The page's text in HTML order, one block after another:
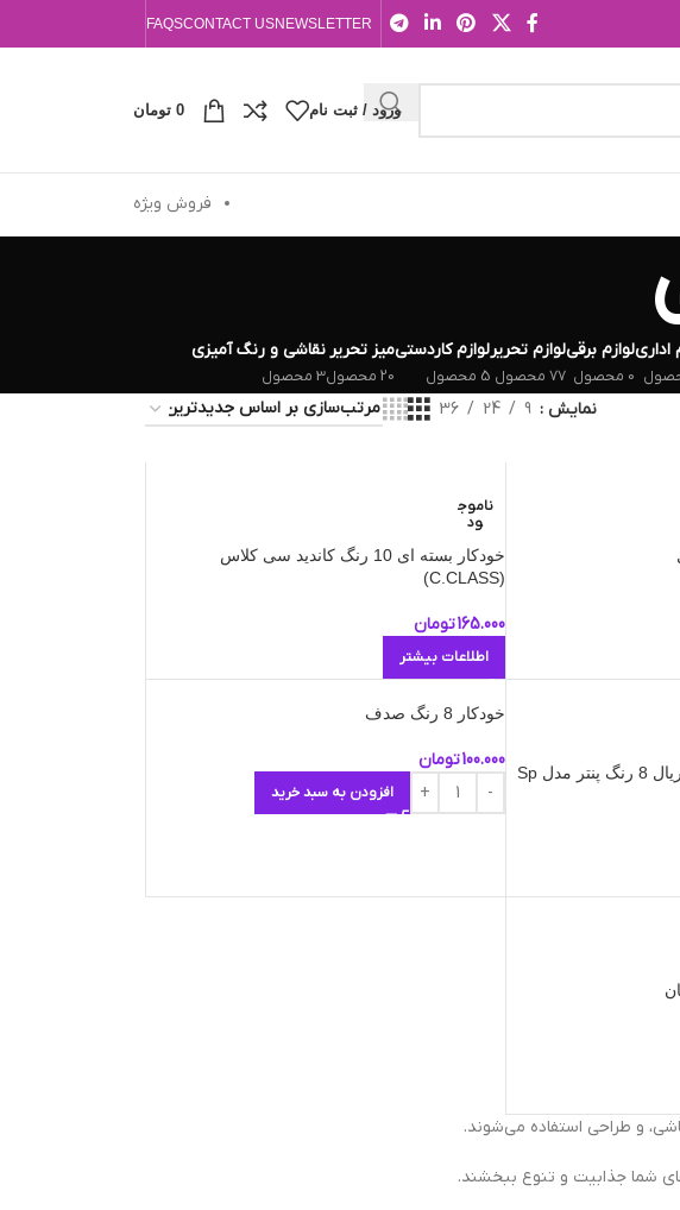
NEWSLETTER
CONTACT US
FAQS
ورود / ثبت نام 0 تومان
فروش ویژه
اداریلوازم برقی
0 محصول
لوازم تحریر
77 محصول
لوازم کاردستی
5 محصول
میز تحریر
20 محصول
نقاشی و رنگ آمیزی
3 محصول
نمایش 9
24
36
ناموج
ود
خودکار بسته ای 10 رنگ کاندید سی کلاس
(C.CLASS)
165.000تومان
اطلاعات بیشتر
خودکار فوق روان آنتی باکتریال 8 رنگ پنتر مدل Sp
خودکار 8 رنگ صدف
100.000تومان
افزودن به سبد خرید
و طراحی استفاده می‌شوند.
شما جذابیت و تنوع ببخشند.